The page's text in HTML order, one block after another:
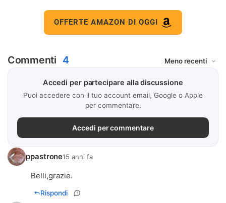
OFFERTE AMAZON DI OGGI
Commenti 4
Accedi per partecipare alla discussione
Puoi accedere con il tuo account email, Google o Apple
per commentare.
Accedi per commentare
ppastrone15 anni fa
Belli,grazie.
Rispondi